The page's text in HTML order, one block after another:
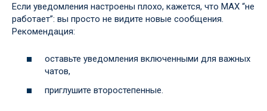
Если уведомления настроены плохо, кажется, что MAX “не
работает”: вы просто не видите новые сообщения.
Рекомендация:
оставьте уведомления включенными для важных
чатов,
приглушите второстепенные.